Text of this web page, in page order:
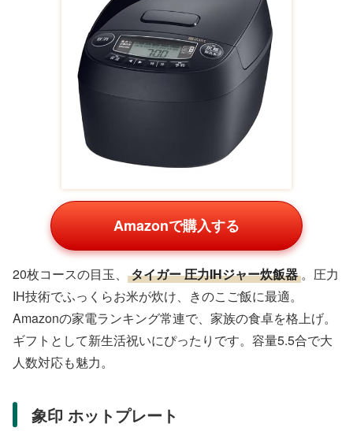
Amazonで購入する
20枚コースの目玉、 タイガー 圧力IHジャー炊飯器 。圧力
IH技術でふっくらお米が炊け、きのこご飯に最適。
Amazonの家電ランキング常連で、家族の食卓を格上げ。
ギフトとして新生活祝いにぴったりです。容量5.5合で大
人数対応も魅力。
象印 ホットプレート